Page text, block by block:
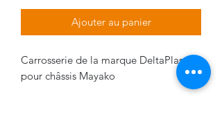
Ajouter au panier
Carrosserie de la marque DeltaPlastik
pour châssis Mayako